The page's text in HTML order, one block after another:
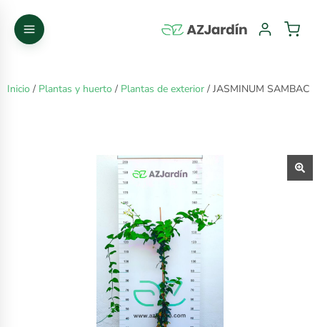
Inicio / Plantas y huerto / Plantas de exterior / JASMINUM SAMBAC